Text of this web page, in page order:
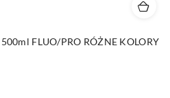
FLUO/PRO RÓŻNE KOLORY